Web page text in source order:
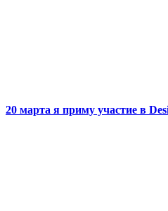
20 марта я приму участие в